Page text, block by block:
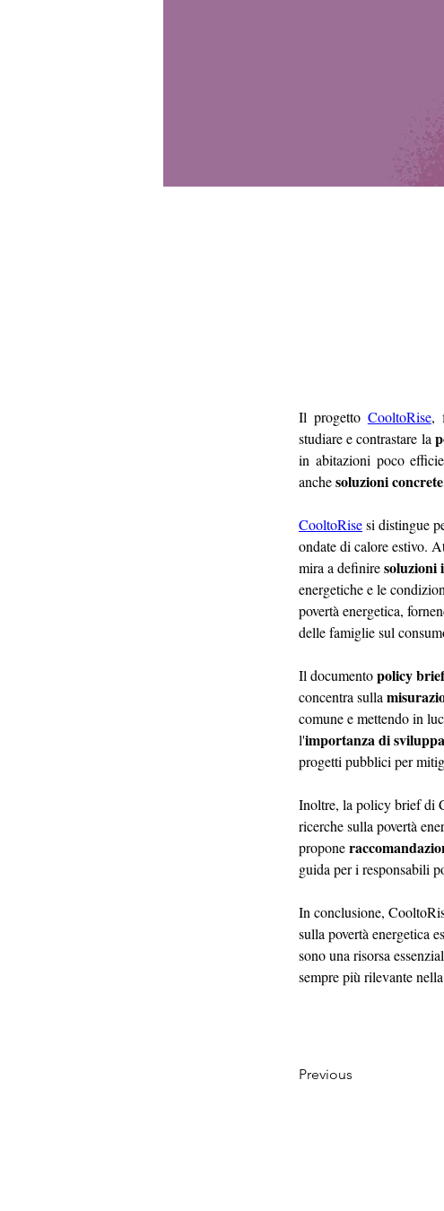
Il progetto CooltoRise,
studiare e contrastare la
in abitazioni poco
anche soluzioni
CooltoRise si distingue
ondate di calore estivo.
mira a definire soluzioni
energetiche e le
povertà energetica,
delle famiglie sul
Il documento policy
concentra sulla
comune e mettendo in
l'importanza di
progetti pubblici per
Inoltre, la policy brief di
ricerche sulla povertà
propone
guida per i responsabili
In conclusione,
sulla povertà energetica
sono una risorsa
sempre più rilevante
Previous